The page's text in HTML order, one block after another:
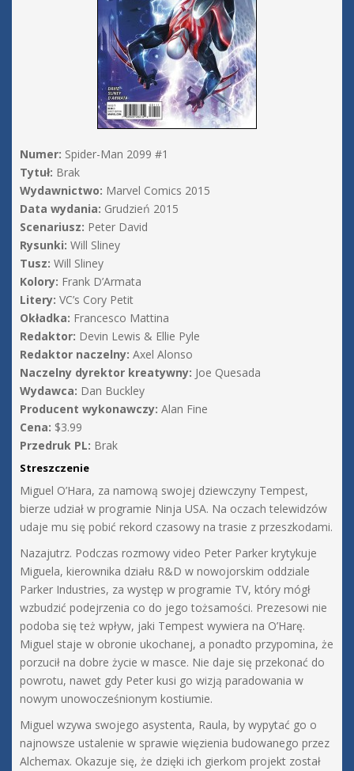
Numer: Spider-Man 2099 #1
Tytuł: Brak
Wydawnictwo: Marvel Comics 2015
Data wydania: Grudzień 2015
Scenariusz: Peter David
Rysunki: Will Sliney
Tusz: Will Sliney
Kolory: Frank D’Armata
Litery: VC’s Cory Petit
Okładka: Francesco Mattina
Redaktor: Devin Lewis & Ellie Pyle
Redaktor naczelny: Axel Alonso
Naczelny dyrektor kreatywny: Joe Quesada
Wydawca: Dan Buckley
Producent wykonawczy: Alan Fine
Cena: $3.99
Przedruk PL: Brak
Streszczenie
Miguel O’Hara, za namową swojej dziewczyny Tempest,
bierze udział w programie Ninja USA. Na oczach telewidzów
udaje mu się pobić rekord czasowy na trasie z przeszkodami.
Nazajutrz. Podczas rozmowy video Peter Parker krytykuje
Miguela, kierownika działu R&D w nowojorskim oddziale
Parker Industries, za występ w programie TV, który mógł
wzbudzić podejrzenia co do jego tożsamości. Prezesowi nie
podoba się też wpływ, jaki Tempest wywiera na O’Harę.
Miguel staje w obronie ukochanej, a ponadto przypomina, że
porzucił na dobre życie w masce. Nie daje się przekonać do
powrotu, nawet gdy Peter kusi go wizją paradowania w
nowym unowocześnionym kostiumie.
Miguel wzywa swojego asystenta, Raula, by wypytać go o
najnowsze ustalenie w sprawie więzienia budowanego przez
Alchemax. Okazuje się, że dzięki ich gierkom projekt został